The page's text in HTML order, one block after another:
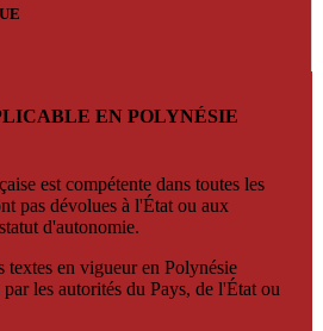
EN POLYNÉSIE
est compétente dans toutes les
pas dévolues à l'État ou aux
d'autonomie.
textes en vigueur en Polynésie
les autorités du Pays, de l'État ou